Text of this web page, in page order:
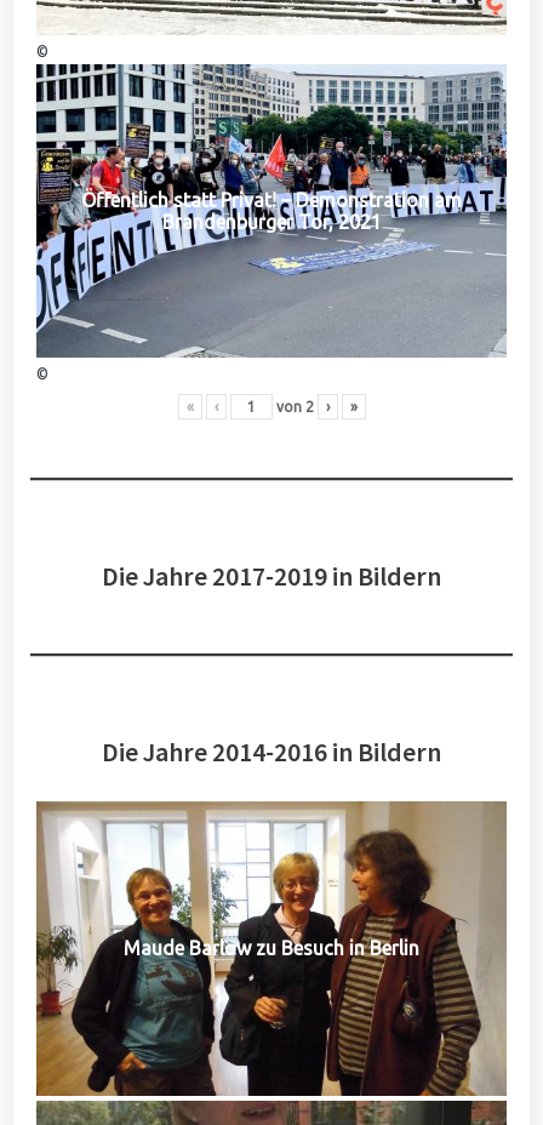
©
Öffentlich statt Privat! – Demonstration am
Brandenburger Tor, 2021
©
« ‹ von 2 › »
Die Jahre 2017-2019 in Bildern
Die Jahre 2014-2016 in Bildern
Maude Barlow zu Besuch in Berlin